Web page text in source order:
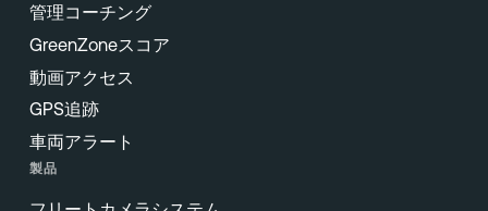
管理コーチング
GreenZoneスコア
動画アクセス
GPS追跡
車両アラート
製品